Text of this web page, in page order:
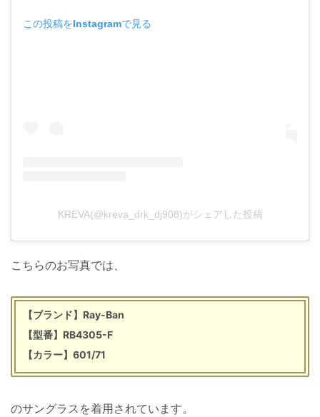
この投稿をInstagramで見る
KREVA(@kreva_drk_dj908)がシェアした投稿
こちらのお写真では、
【ブランド】Ray-Ban
【型番】RB4305-F
【カラー】601/71
のサングラスを着用されています。